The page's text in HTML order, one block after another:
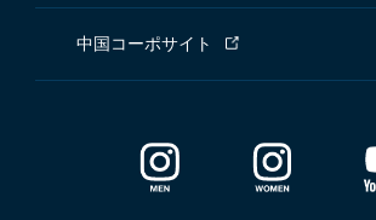
中国コーポサイト